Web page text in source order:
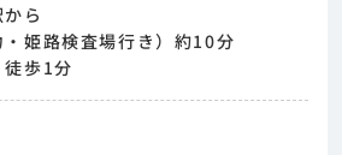
ら
姫路検査場行き）約10分
歩1分